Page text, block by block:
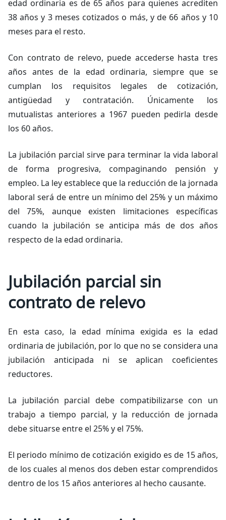
edad ordinaria es de 65 años para quienes acrediten
38 años y 3 meses cotizados o más, y de 66 años y 10
meses para el resto.
Con contrato de relevo, puede accederse hasta tres
años antes de la edad ordinaria, siempre que se
cumplan los requisitos legales de cotización,
antigüedad y contratación. Únicamente los
mutualistas anteriores a 1967 pueden pedirla desde
los 60 años.
La jubilación parcial sirve para terminar la vida laboral
de forma progresiva, compaginando pensión y
empleo. La ley establece que la reducción de la jornada
laboral será de entre un mínimo del 25% y un máximo
del 75%, aunque existen limitaciones específicas
cuando la jubilación se anticipa más de dos años
respecto de la edad ordinaria.
Jubilación parcial sin
contrato de relevo
En esta caso, la edad mínima exigida es la edad
ordinaria de jubilación, por lo que no se considera una
jubilación anticipada ni se aplican coeficientes
reductores.
La jubilación parcial debe compatibilizarse con un
trabajo a tiempo parcial, y la reducción de jornada
debe situarse entre el 25% y el 75%.
El periodo mínimo de cotización exigido es de 15 años,
de los cuales al menos dos deben estar comprendidos
dentro de los 15 años anteriores al hecho causante.